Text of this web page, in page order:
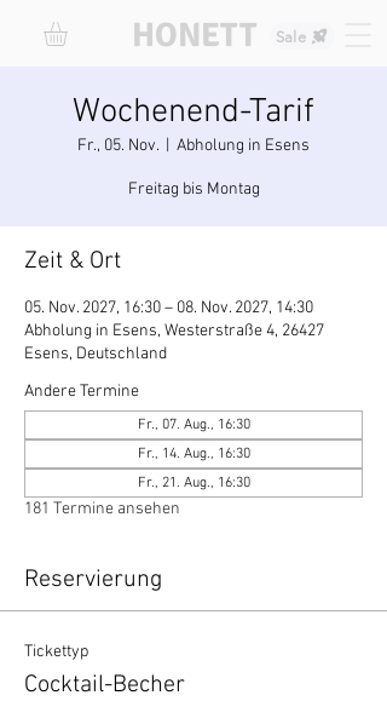
Sale
HONETT
Wochenend-Tarif
Fr., 05. Nov. Abholung in Esens
Freitag bis Montag
Zeit & Ort
05. Nov. 2027, 16:30 – 08. Nov. 2027, 14:30
Abholung in Esens, Westerstraße 4, 26427
Esens, Deutschland
Andere Termine
Fr., 07. Aug., 16:30
Fr., 14. Aug., 16:30
Fr., 21. Aug., 16:30
181 Termine ansehen
Reservierung
Tickettyp
Cocktail-Becher